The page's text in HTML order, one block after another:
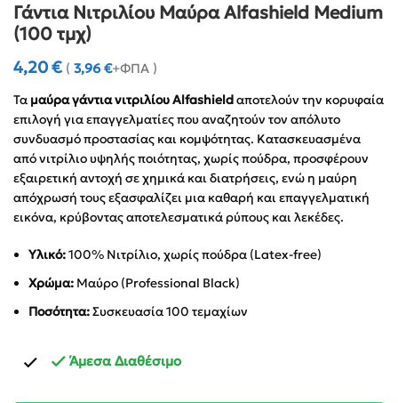
Γάντια Νιτριλίου Μαύρα Alfashield Medium
(100 τμχ)
4,20€ ( 3,96€+ΦΠΑ )
Τα μαύρα γάντια νιτριλίου Alfashieldαποτελούν την κορυφαία
επιλογή για επαγγελματίες που αναζητούν τον απόλυτο
συνδυασμό προστασίας και κομψότητας. Κατασκευασμένα
από νιτρίλιο υψηλής ποιότητας, χωρίς πούδρα, προσφέρουν
εξαιρετική αντοχή σε χημικά και διατρήσεις, ενώ η μαύρη
απόχρωσή τους εξασφαλίζει μια καθαρή και επαγγελματική
εικόνα, κρύβοντας αποτελεσματικά ρύπους και λεκέδες.
Υλικό:100% Νιτρίλιο, χωρίς πούδρα (Latex-free)
Χρώμα: Μαύρο (Professional Black)
Ποσότητα:Συσκευασία 100 τεμαχίων
Άμεσα Διαθέσιμο